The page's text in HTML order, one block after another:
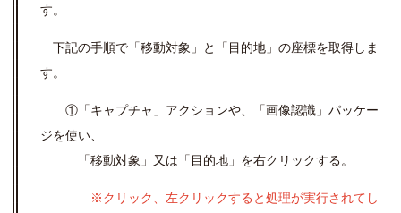
す。
下記の手順で「移動対象」と「目的地」の座標を取得しま
す。
①「キャプチャ」アクションや、「画像認識」パッケー
ジを使い、
「移動対象」又は「目的地」を右クリックする。
※クリック、左クリックすると処理が実行されてし